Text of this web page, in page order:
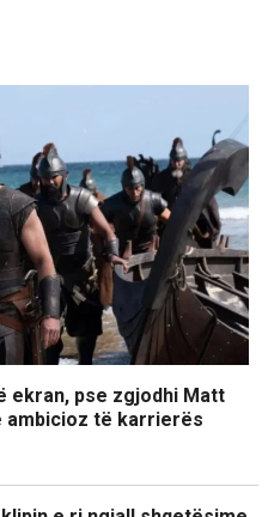
ekran, pse zgjodhi Matt
ambicioz të karrierës